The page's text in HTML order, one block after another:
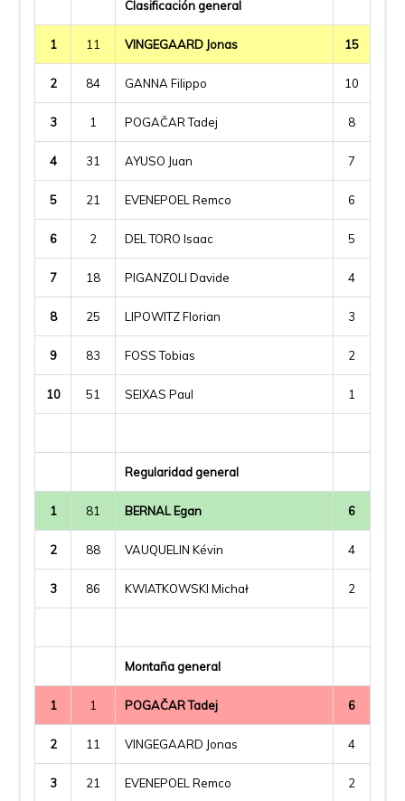
Clasificación general
1 11 VINGEGAARD Jonas 15
2 84 GANNA Filippo 10
3 1 POGAČAR Tadej 8
4 31 AYUSO Juan 7
5 21 EVENEPOEL Remco 6
6 2 DEL TORO Isaac 5
7 18 PIGANZOLI Davide 4
8 25 LIPOWITZ Florian 3
9 83 FOSS Tobias 2
10 51 SEIXAS Paul 1
Regularidad general
1 81 BERNAL Egan 6
2 88 VAUQUELIN Kévin 4
3 86 KWIATKOWSKI Michał 2
Montaña general
1 1 POGAČAR Tadej 6
2 11 VINGEGAARD Jonas 4
3 21 EVENEPOEL Remco 2